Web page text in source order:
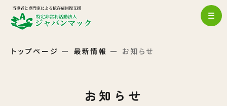
トップページ 最新情報 お知らせ
お知らせ